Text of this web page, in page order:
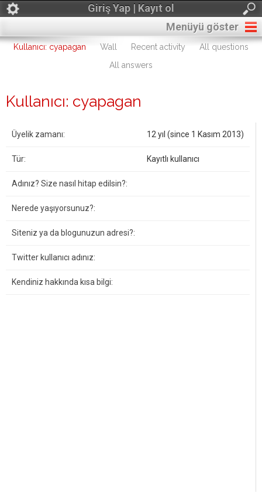
Giriş Yap | Kayıt ol
Menüyü göster
Kullanıcı: cyapagan Wall Recent activity
All questions
All answers
Kullanıcı: cyapagan
Üyelik zamanı: 12 yıl (since 1 Kasım 2013)
Tür: Kayıtlı kullanıcı
Adınız? Size nasıl hitap edilsin?:
Nerede yaşıyorsunuz?:
Siteniz ya da blogunuzun adresi?:
Twitter kullanıcı adınız:
Kendiniz hakkında kısa bilgi: